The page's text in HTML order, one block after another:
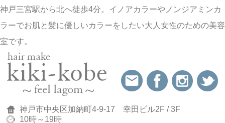
神戸三宮駅から北へ徒歩4分。イノアカラーやノンジアミンカ
ラーでお肌と髪に優しいカラーをしたい大人女性のための美容
室です。
神戸市中央区加納町4-9-17 幸田ビル2F / 3F
10時～19時